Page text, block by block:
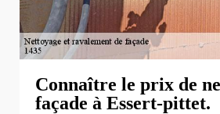
Connaître le prix de
façade à Essert-pittet.